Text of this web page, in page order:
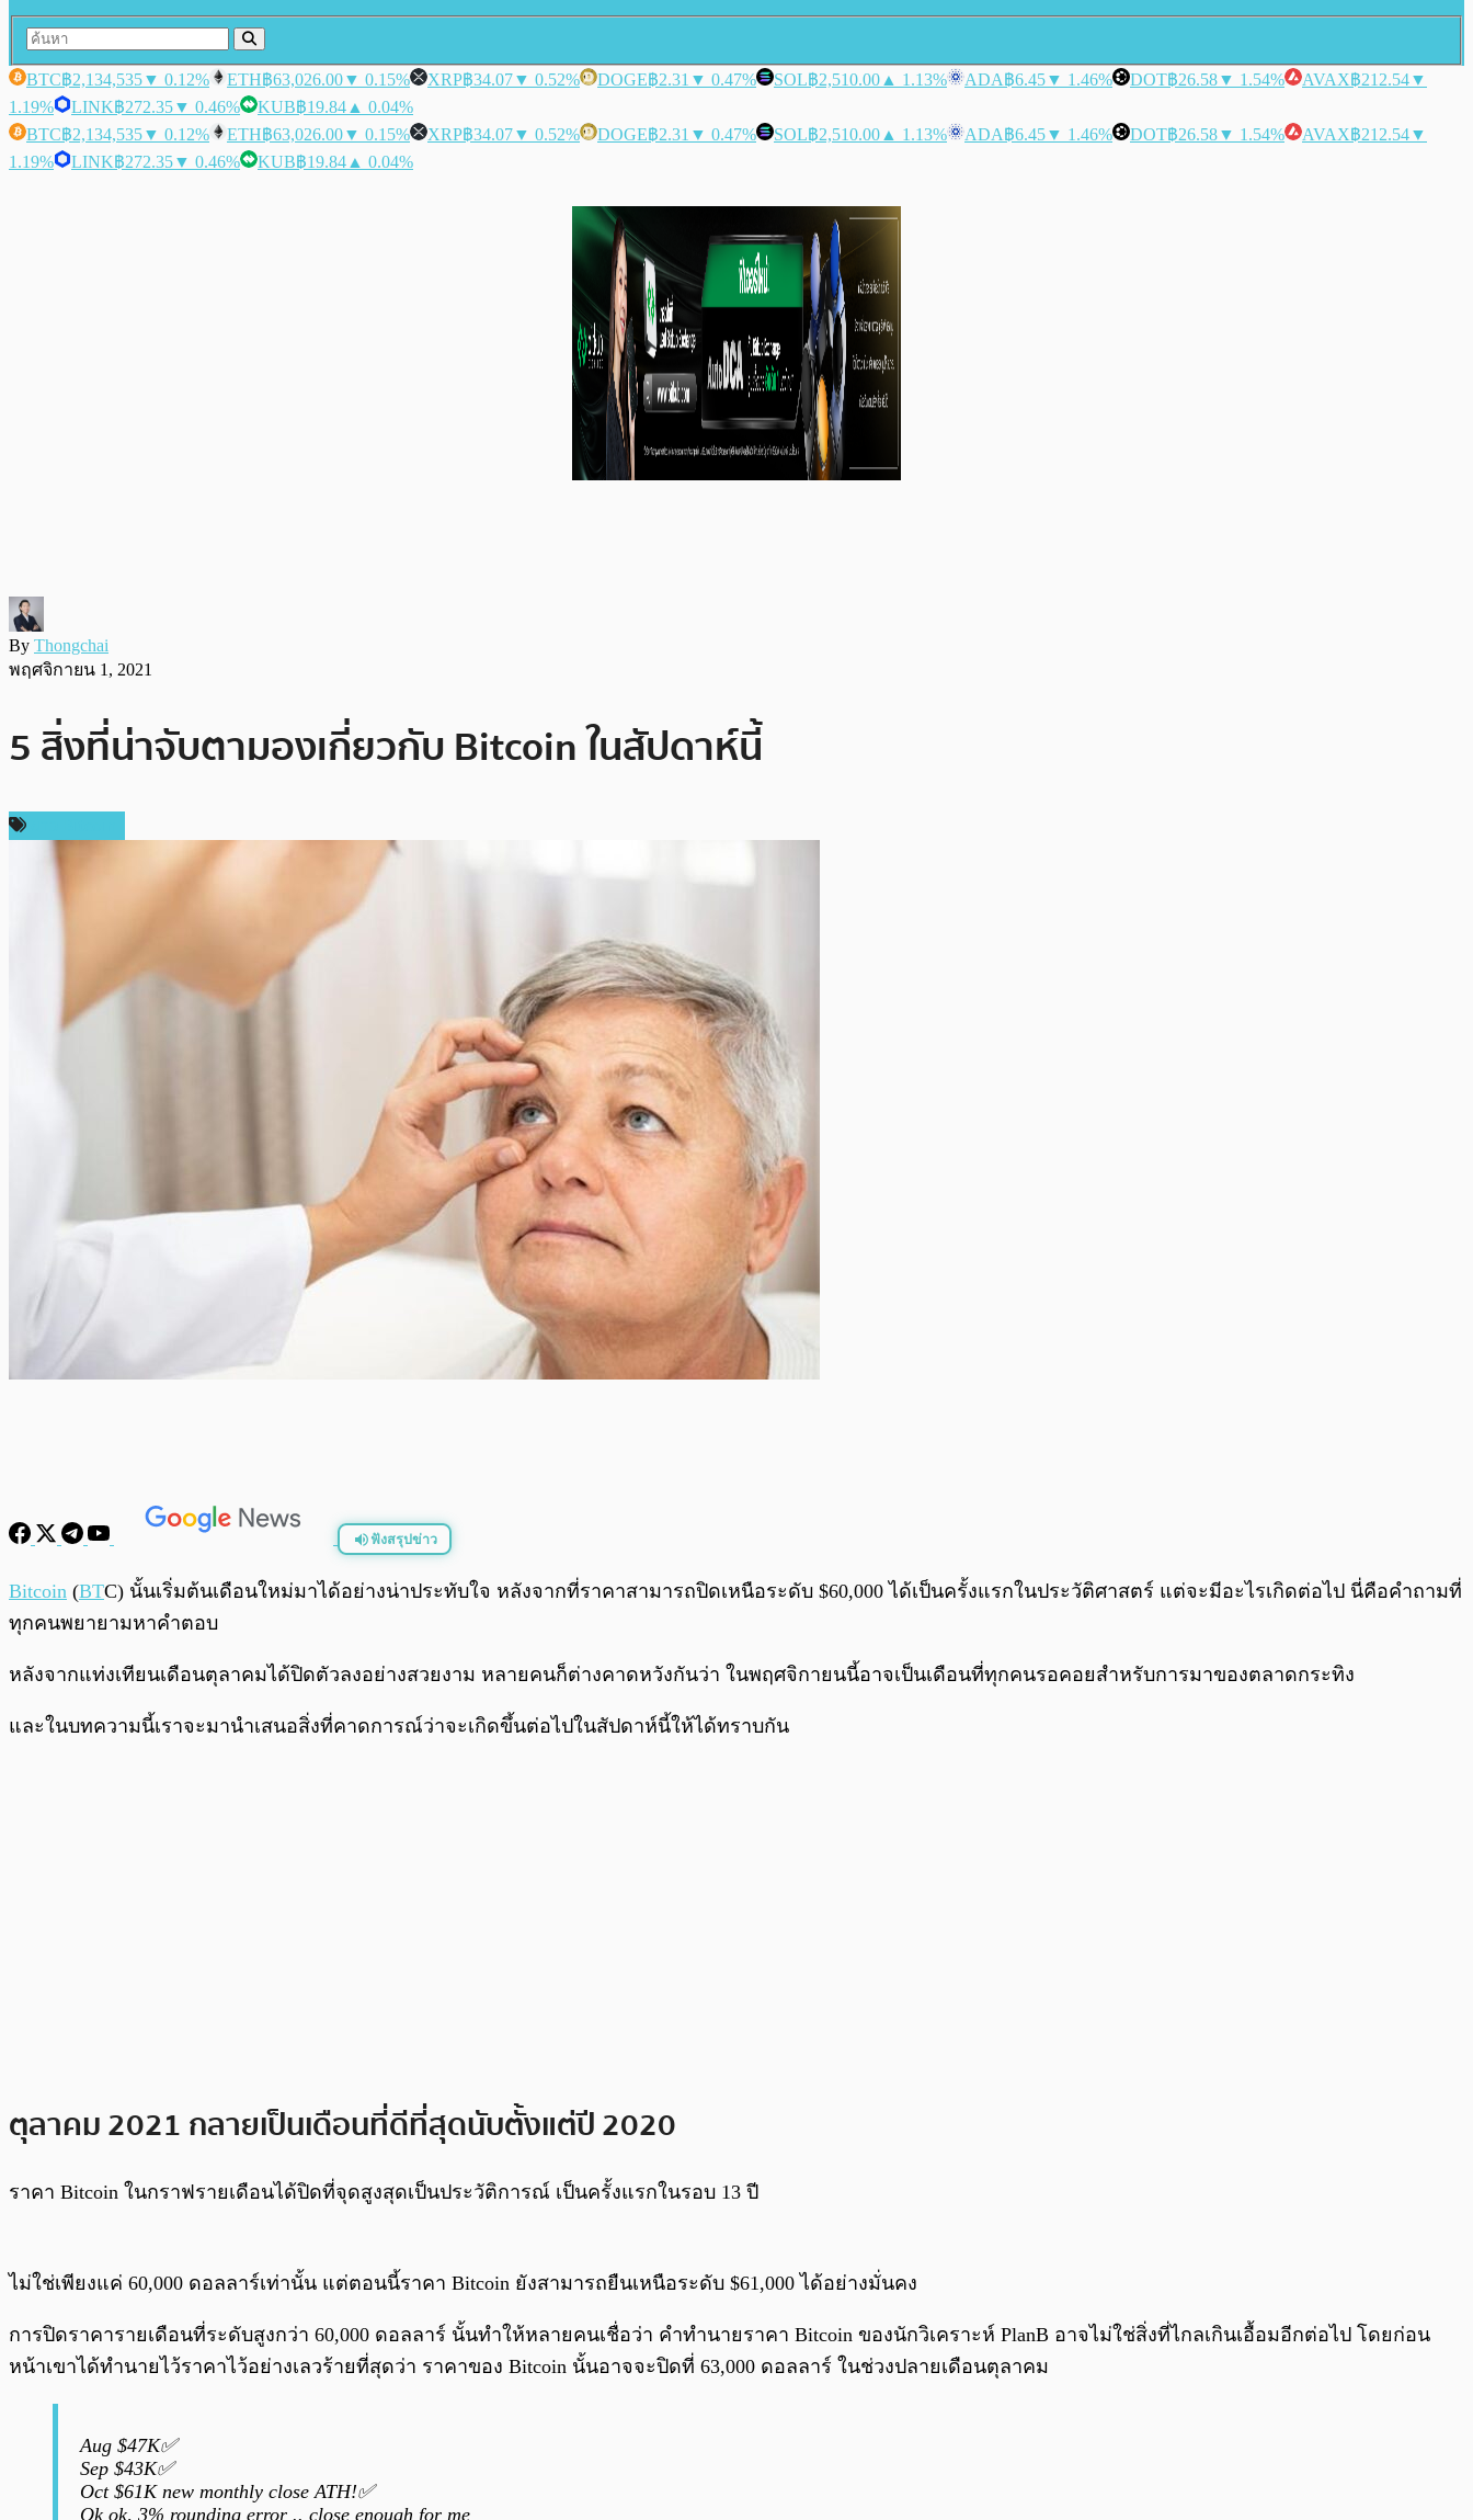
BTC฿2,134,535▼ 0.12% ETH฿63,026.00▼ 0.15% XRP฿34.07▼ 0.52% DOGE฿2.31 ▼ 0.47% SOL฿2,510.00 ▲ 1.13% ADA฿6.45▼ 1.46% DOT฿26.58▼ 1.54% AVAX฿212.54▼
1.19%
LINK฿272.35▼ 0.46% KUB฿19.84 ▲ 0.04%
BTC฿2,134,535▼ 0.12% ETH฿63,026.00▼ 0.15% XRP฿34.07▼ 0.52% DOGE฿2.31 ▼ 0.47% SOL฿2,510.00 ▲ 1.13% ADA฿6.45▼ 1.46% DOT฿26.58▼ 1.54% AVAX฿212.54▼
1.19%
LINK฿272.35▼ 0.46% KUB฿19.84 ▲ 0.04%
By Thongchai
พฤศจิกายน 1, 2021
5 สิ่งที่น่าจับตามองเกี่ยวกับ Bitcoin ในสัปดาห์นี้
ฟังสรุปข่าว
พร้อมเล่น 0:00 / 0:00
Bitcoin (BTC) นั้นเริ่มต้นเดือนใหม่มาได้อย่างน่าประทับใจ หลังจากที่ราคาสามารถปิดเหนือระดับ $60,000 ได้เป็นครั้งแรกในประวัติศาสตร์ แต่จะมีอะไรเกิดต่อไป นี่คือคำถามที่
ทุกคนพยายามหาคำตอบ
หลังจากแท่งเทียนเดือนตุลาคมได้ปิดตัวลงอย่างสวยงาม หลายคนก็ต่างคาดหวังกันว่า ในพฤศจิกายนนี้อาจเป็นเดือนที่ทุกคนรอคอยสำหรับการมาของตลาดกระทิง
และในบทความนี้เราจะมานำเสนอสิ่งที่คาดการณ์ว่าจะเกิดขึ้นต่อไปในสัปดาห์นี้ให้ได้ทราบกัน
ตุลาคม 2021 กลายเป็นเดือนที่ดีที่สุดนับตั้งแต่ปี 2020
ราคา Bitcoin ในกราฟรายเดือนได้ปิดที่จุดสูงสุดเป็นประวัติการณ์ เป็นครั้งแรกในรอบ 13 ปี
ไม่ใช่เพียงแค่ 60,000 ดอลลาร์เท่านั้น แต่ตอนนี้ราคา Bitcoin ยังสามารถยืนเหนือระดับ $61,000 ได้อย่างมั่นคง
การปิดราคารายเดือนที่ระดับสูงกว่า 60,000 ดอลลาร์ นั้นทำให้หลายคนเชื่อว่า คำทำนายราคา Bitcoin ของนักวิเคราะห์ PlanB อาจไม่ใช่สิ่งที่ไกลเกินเอื้อมอีกต่อไป โดยก่อน
หน้าเขาได้ทำนายไว้ราคาไว้อย่างเลวร้ายที่สุดว่า ราคาของ Bitcoin นั้นอาจจะปิดที่ 63,000 ดอลลาร์ ในช่วงปลายเดือนตุลาคม
Aug $47K✅
Sep $43K✅
Oct $61K new monthly close ATH!✅
Ok ok, 3% rounding error .. close enough for me